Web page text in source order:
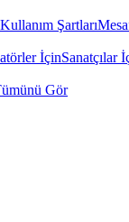
Kullanım Şartları
İçinSanatçılar
Gör